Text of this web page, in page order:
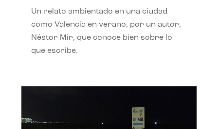
Un relato ambientado en una ciudad
como Valencia en verano, por un autor,
Néstor Mir, que conoce bien sobre lo
que escribe.